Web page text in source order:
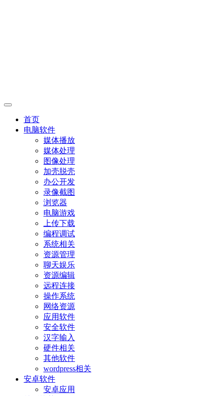
首页
电脑软件
媒体播放
媒体处理
图像处理
加壳脱壳
办公开发
录像截图
浏览器
电脑游戏
上传下载
编程调试
系统相关
资源管理
聊天娱乐
资源编辑
远程连接
操作系统
网络资源
应用软件
安全软件
汉字输入
硬件相关
其他软件
wordpress相关
安卓软件
安卓应用